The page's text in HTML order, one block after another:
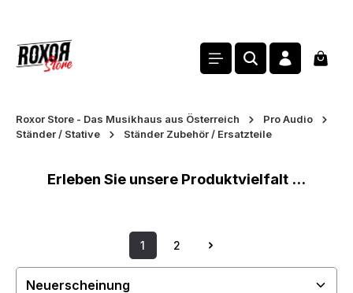
Roxor Store - Das Musikhaus aus Österreich
Pro Audio
Ständer / Stative
Ständer Zubehör / Ersatzteile
Erleben Sie unsere Produktvielfalt ...
Seite
1
Seite
2